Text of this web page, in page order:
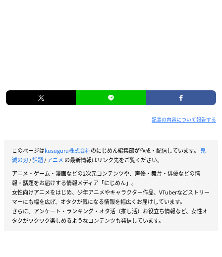
記事の内容について報告する
このページはkusuguru株式会社のにじめん編集部が作成・配信しています。 鬼
滅の刃/話題/アニメ の最新情報はリンク先をご覧ください。
アニメ・ゲーム・漫画などの2次元コンテンツや、声優・舞台・俳優などの情
報・話題をお届けする情報メディア「にじめん」。
女性向けアニメをはじめ、少年アニメやキャラクター作品、VTuberなどストリー
マーにも幅を広げ、オタクが気になる情報を幅広くお届けしています。
さらに、アンケート・ランキング・オタ活（推し活）お役立ち情報など、女性オ
タクがワクワク楽しめるようなコンテンツも発信しています。